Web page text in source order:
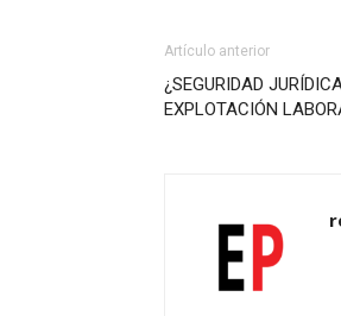
Artículo anterior
¿SEGURIDAD
EXPLOTACIÓN